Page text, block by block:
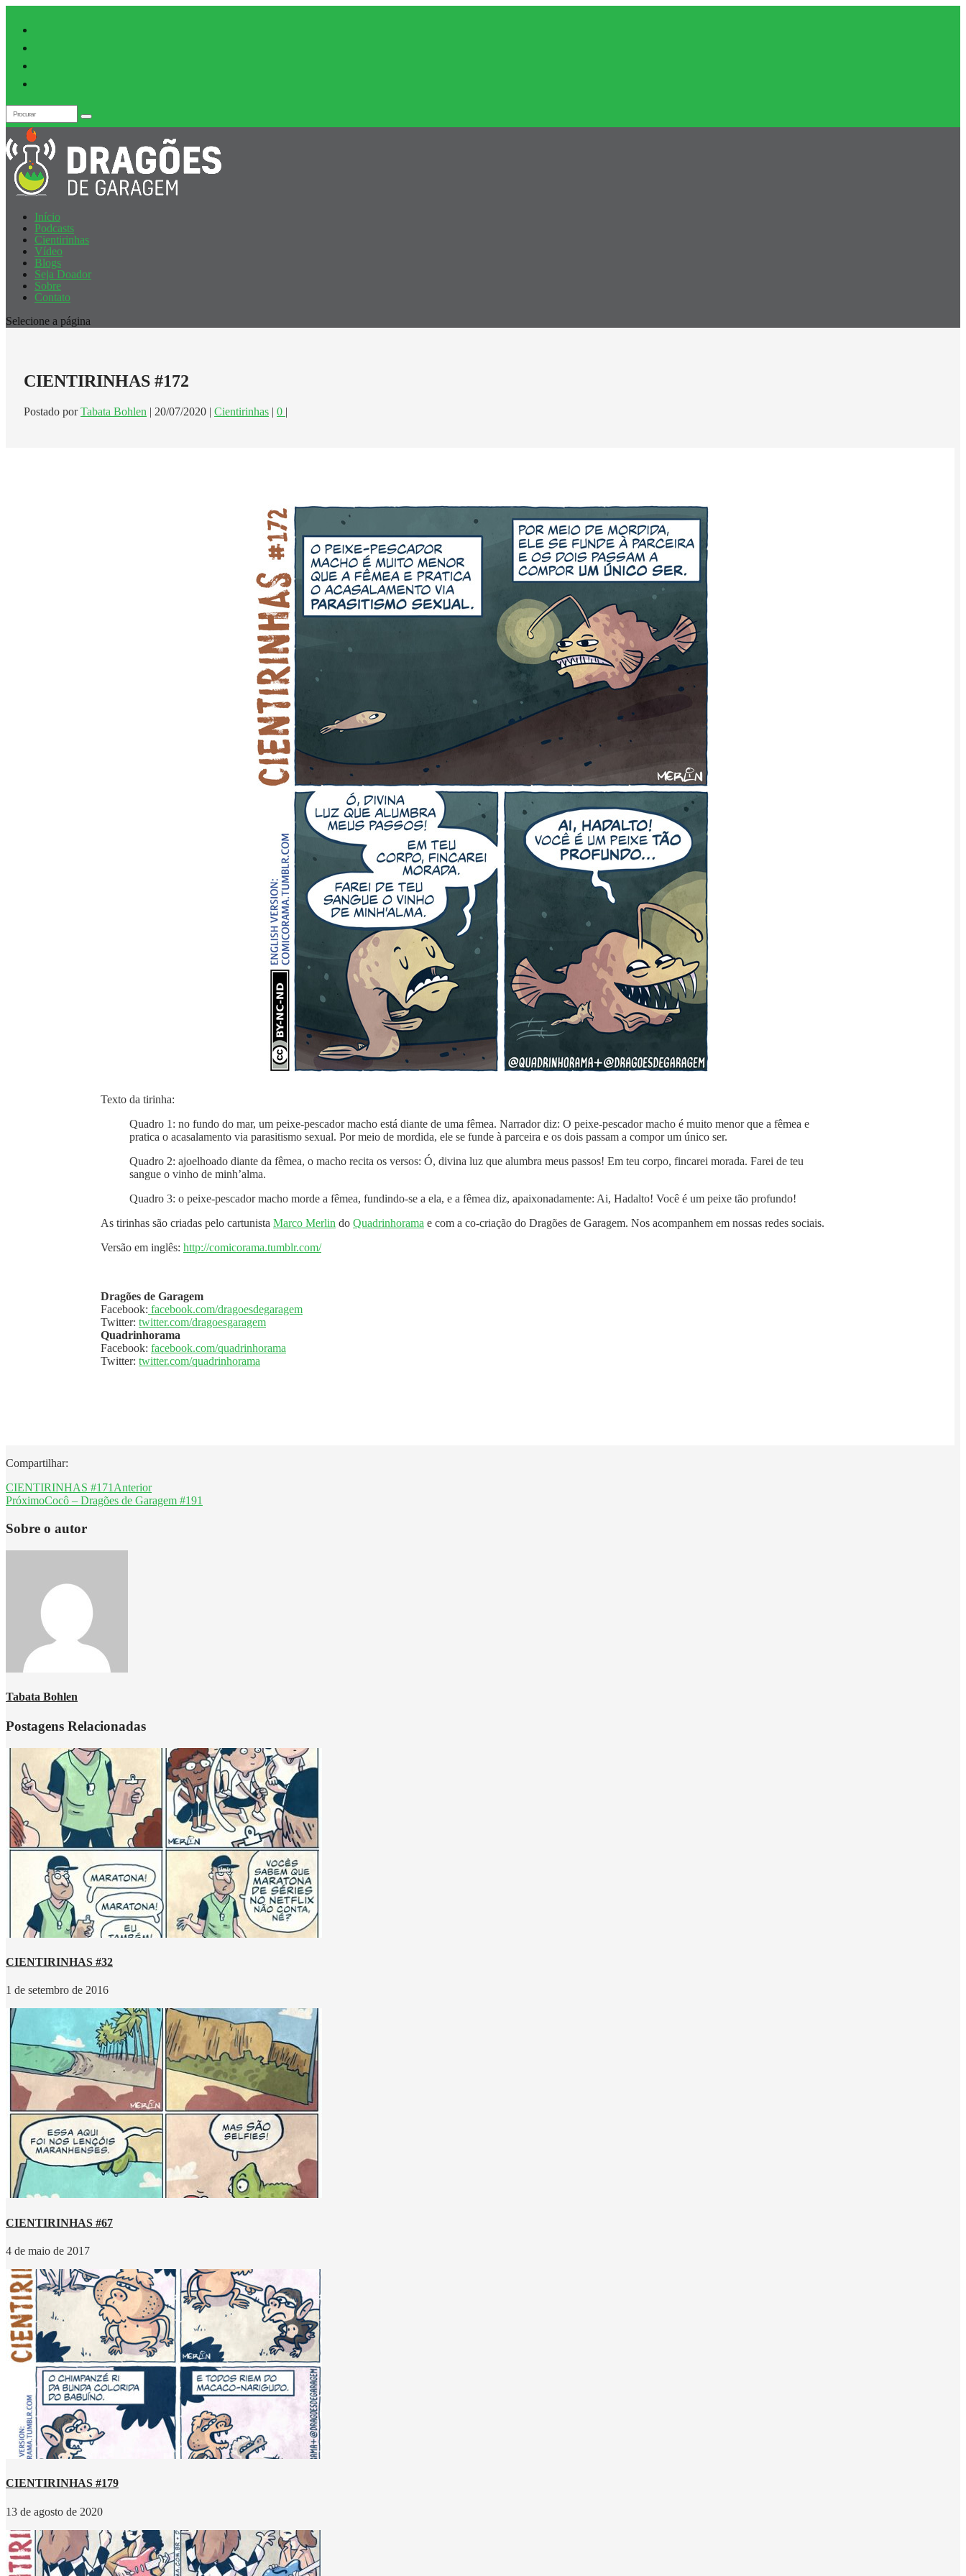
Início
Podcasts
Cientirinhas
Vídeo
Blogs
Seja Doador
Sobre
Contato
Selecione a página
CIENTIRINHAS #172
Postado porTabata Bohlen | 20/07/2020 | Cientirinhas | 0 |
Texto da tirinha:
Quadro 1: no fundo do mar, um peixe-pescador macho está diante de uma fêmea. Narrador diz: O peixe-pescador macho é muito menor que a fêmea e
pratica o acasalamento via parasitismo sexual. Por meio de mordida, ele se funde à parceira e os dois passam a compor um único ser.
Quadro 2: ajoelhoado diante da fêmea, o macho recita os versos: Ó, divina luz que alumbra meus passos! Em teu corpo, fincarei morada. Farei de teu
sangue o vinho de minh’alma.
Quadro 3: o peixe-pescador macho morde a fêmea, fundindo-se a ela, e a fêmea diz, apaixonadamente: Ai, Hadalto! Você é um peixe tão profundo!
As tirinhas são criadas pelo cartunista Marco Merlin do Quadrinhorama e com a co-criação do Dragões de Garagem. Nos acompanhem em nossas redes sociais.
Versão em inglês: http://comicorama.tumblr.com/
Dragões de Garagem
Facebook: facebook.com/dragoesdegaragem
Twitter: twitter.com/dragoesgaragem
Quadrinhorama
Facebook: facebook.com/quadrinhorama
Twitter: twitter.com/quadrinhorama
Compartilhar:
CIENTIRINHAS #171 Anterior
PróximoCocô – Dragões de Garagem #191
Sobre o autor
Tabata Bohlen
Postagens Relacionadas
CIENTIRINHAS #32
1 de setembro de 2016
CIENTIRINHAS #67
4 de maio de 2017
CIENTIRINHAS #179
13 de agosto de 2020